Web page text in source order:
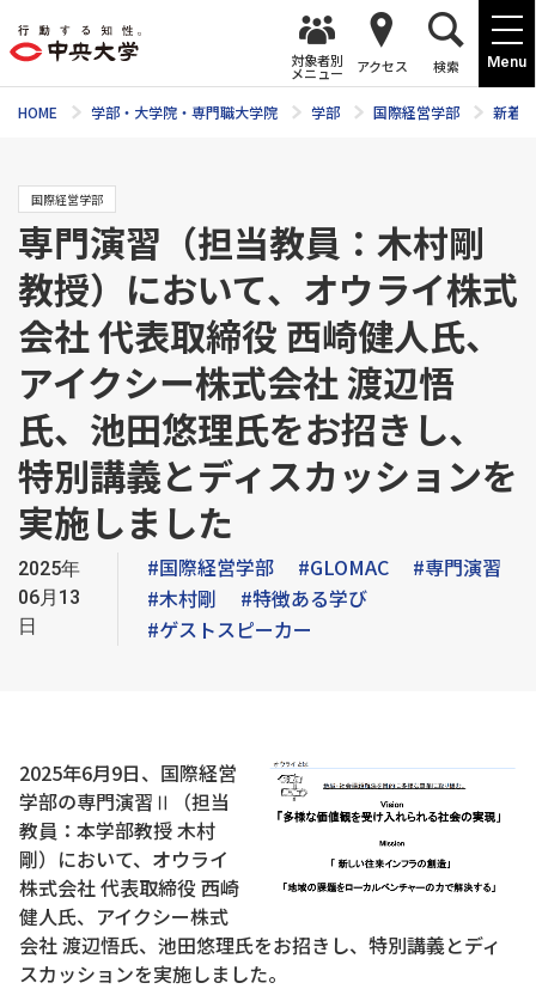
Menu
対象者別
メニュー アクセス 検索
HOME 学部・大学院・専門職大学院 学部 国際経営学部 新着
国際経営学部
専門演習（担当教員：木村剛
教授）において、オウライ株式
会社 代表取締役 西崎健人氏、
アイクシー株式会社 渡辺悟
氏、池田悠理氏をお招きし、
特別講義とディスカッションを
実施しました
2025年
06月13
日
#国際経営学部 #GLOMAC
#専門演習
#木村剛
#特徴ある学び
#ゲストスピーカー
2025年6月9日、国際経営
学部の専門演習Ⅱ（担当
教員：本学部教授 木村
剛）において、オウライ
株式会社 代表取締役 西崎
健人氏、アイクシー株式
会社 渡辺悟氏、池田悠理氏をお招きし、特別講義とディ
スカッションを実施しました。